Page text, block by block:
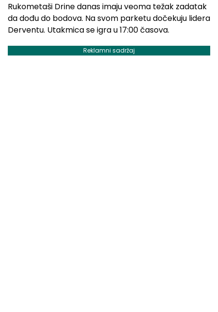
Rukometaši Drine danas imaju veoma težak zadatak
da dođu do bodova. Na svom parketu dočekuju lidera
Derventu. Utakmica se igra u 17:00 časova.
Reklamni sadržaj